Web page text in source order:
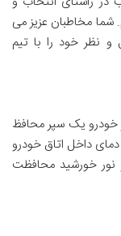
شما مخاطبان عزیز می
و نظر خود را با تیم
خودرو یک سپر محافظ
داخل اتاق خودرو
نور خورشید محافظت